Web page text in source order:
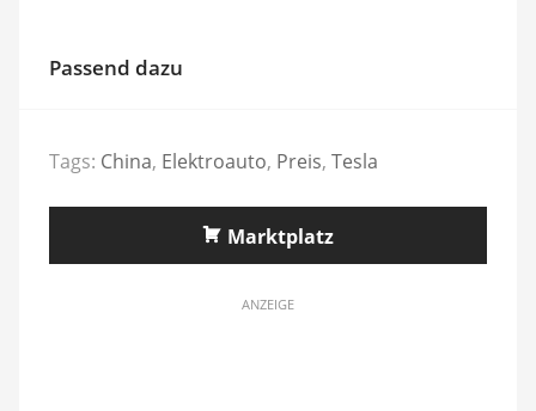
Passend dazu
Tags: China, Elektroauto, Preis, Tesla
Marktplatz
ANZEIGE